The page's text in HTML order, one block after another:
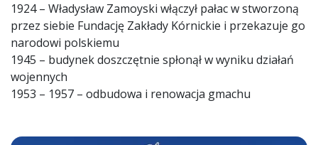
1924 – Władysław Zamoyski włączył pałac w stworzoną
przez siebie Fundację Zakłady Kórnickie i przekazuje go
narodowi polskiemu
1945 – budynek doszczętnie spłonął w wyniku działań
wojennych
1953 – 1957 – odbudowa i renowacja gmachu